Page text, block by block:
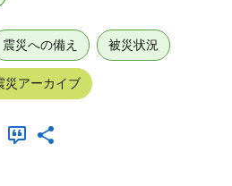
震災への備え 被災状況
災アーカイブ